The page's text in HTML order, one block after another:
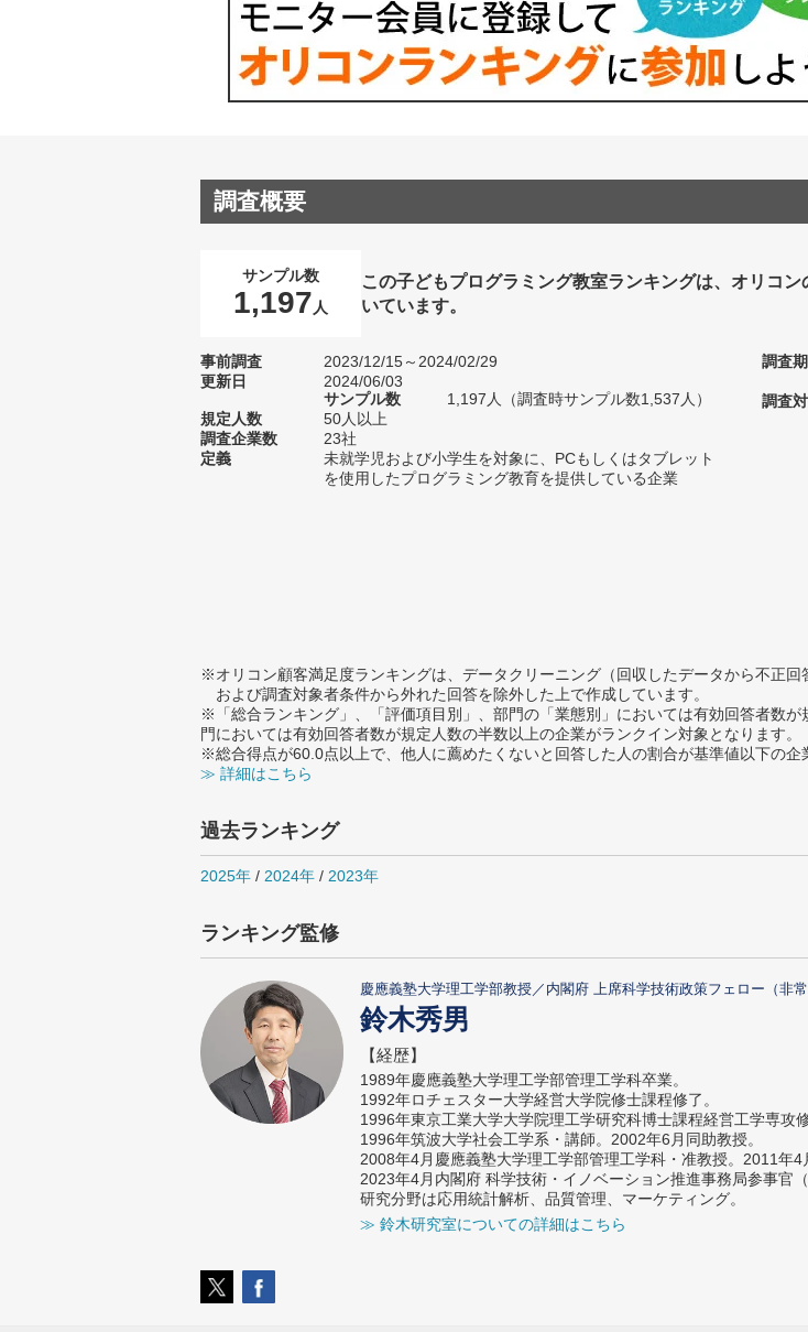
調査概要
サンプル数
1,197 人
この子どもプログラミング教室ランキングは、オリコ
いています。
事前調査
2023/12/15～2024/02/29
更新日
2024/06/03
サンプル数
1,197人（調査時サンプル数1,537人）
規定人数
50人以上
調査企業数
23社
定義
未就学児および小学生を対象に、PCもしくはタブレット
を使用したプログラミング教育を提供している企業
調査
調査
※オリコン顧客満足度ランキングは、データクリーニング（回収したデータから不正回
および調査対象者条件から外れた回答を除外した上で作成しています。
※「総合ランキング」、「評価項目別」、部門の「業態別」においては有効回答者数
門においては有効回答者数が規定人数の半数以上の企業がランクイン対象となります。
※総合得点が60.0点以上で、他人に薦めたくないと回答した人の割合が基準値以下の企
≫ 詳細はこちら
過去ランキング
2025年 / 2024年 / 2023年
ランキング監修
慶應義塾大学理工学部教授／内閣府 上席科学技術政策フェロー（非常
鈴木秀男
【経歴】
1989年慶應義塾大学理工学部管理工学科卒業。
1992年ロチェスター大学経営大学院修士課程修了。
1996年東京工業大学大学院理工学研究科博士課程経営工学専攻
1996年筑波大学社会工学系・講師。2002年6月同助教授。
2008年4月慶應義塾大学理工学部管理工学科・准教授。2011年4
2023年4月内閣府 科学技術・イノベーション推進事務局参事官
研究分野は応用統計解析、品質管理、マーケティング。
≫ 鈴木研究室についての詳細はこちら